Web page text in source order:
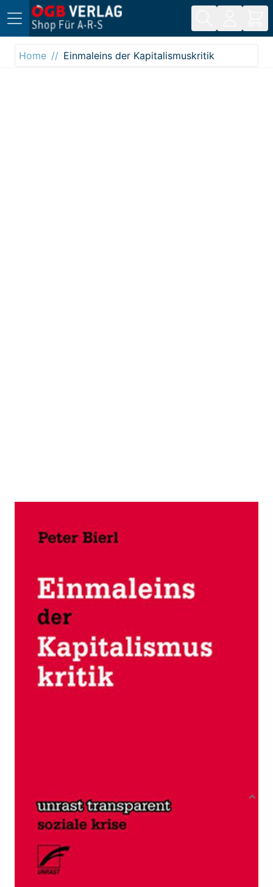
Direkt zum Inhalt
Home
Einmaleins der Kapitalismuskritik
Einmaleins der Kapitalismuskritik
Peter Bierl
Verlag: Unrast
Buch 84 Seiten
Paperback
Produktbeschreibung
Kapitalismus ist ein System, dem alle
und Börsianer.